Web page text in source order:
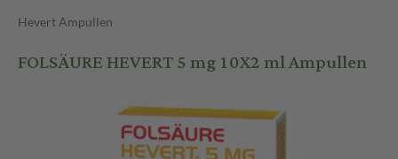
Hevert Ampullen
FOLSÄURE HEVERT 5 mg 10X2 ml Ampullen